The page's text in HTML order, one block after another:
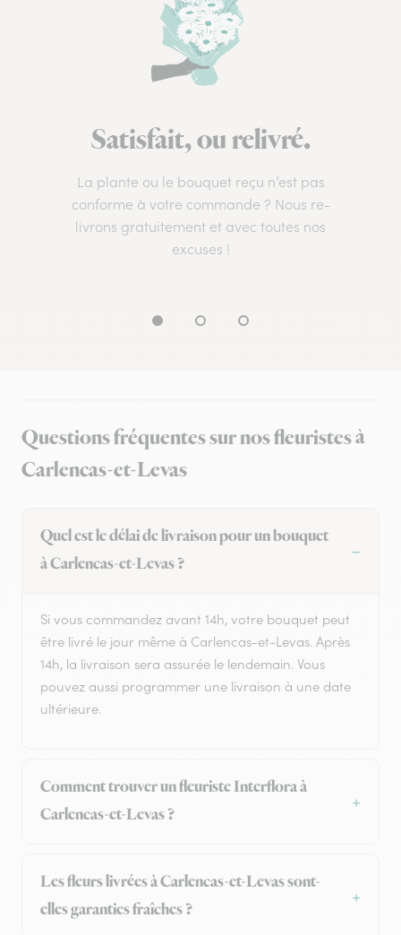
Satisfait, ou relivré.
La plante ou le bouquet reçu n’est pas
conforme à votre commande ? Nous re-
livrons gratuitement et avec toutes nos
excuses !
Questions fréquentes sur nos fleuristes à
Carlencas-et-Levas
Quel est le délai de livraison pour un bouquet
à Carlencas-et-Levas ?
Si vous commandez avant 14h, votre bouquet peut
être livré le jour même à Carlencas-et-Levas. Après
14h, la livraison sera assurée le lendemain. Vous
pouvez aussi programmer une livraison à une date
ultérieure.
Comment trouver un fleuriste Interflora à
Carlencas-et-Levas ?
Les fleurs livrées à Carlencas-et-Levas sont-
elles garanties fraîches ?